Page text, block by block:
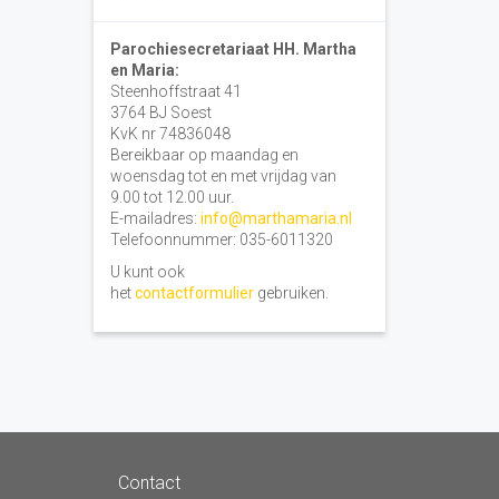
Parochiesecretariaat HH. Martha
en Maria:
Steenhoffstraat 41
3764 BJ Soest
KvK nr 74836048
Bereikbaar op maandag en
woensdag tot en met vrijdag van
9.00 tot 12.00 uur.
E-mailadres: info@marthamaria.nl
Telefoonnummer: 035-6011320
U kunt ook
hetcontactformuliergebruiken.
Contact